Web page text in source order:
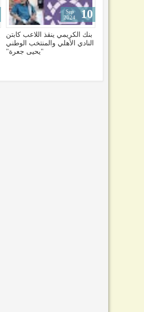
يمن موبايل تُتوّج أبطال الموسم
الرياضي الـ10
11
Sep
2024